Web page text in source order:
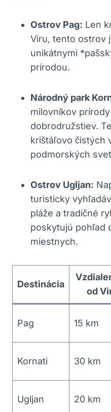
Ostrov Pag: Len
Viru, tento ostrov
unikátnymi
prírodou.
Národný park
milovníkov
dobrodružstiev.
krištáľovo čistých
podmorských
Ostrov Ugljan:
turisticky
pláže a tradičné
poskytujú pohľad
miestnych.
Destinácia
od
Pag 15 km
Kornati 30 km
Ugljan 20 km